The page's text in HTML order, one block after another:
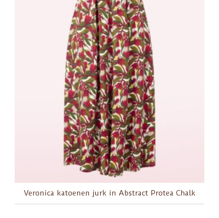
Veronica katoenen jurk in Abstract Protea Chalk